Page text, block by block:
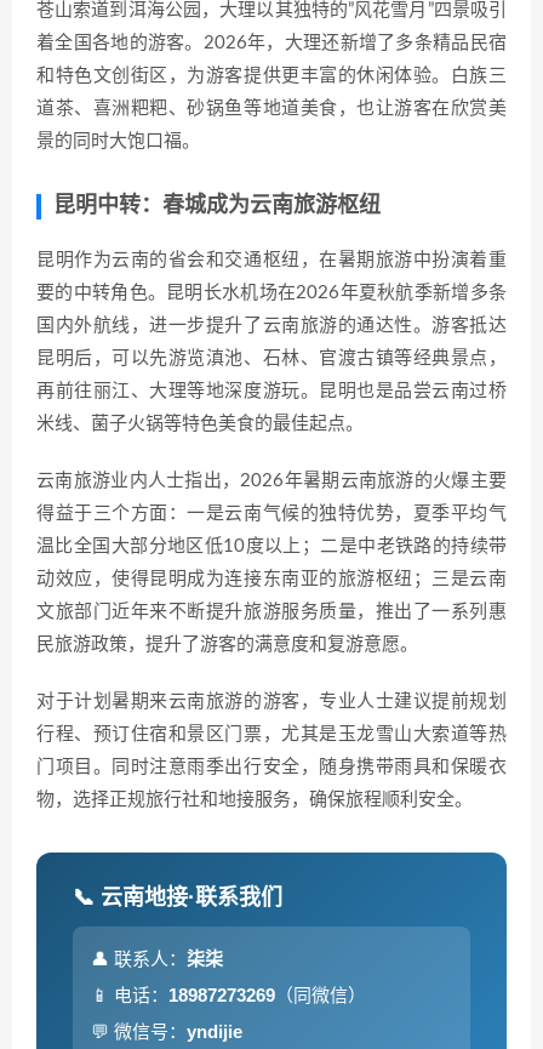
苍山索道到洱海公园，大理以其独特的”风花雪月”四景吸引
着全国各地的游客。2026年，大理还新增了多条精品民宿
和特色文创街区，为游客提供更丰富的休闲体验。白族三
道茶、喜洲粑粑、砂锅鱼等地道美食，也让游客在欣赏美
景的同时大饱口福。
昆明中转：春城成为云南旅游枢纽
昆明作为云南的省会和交通枢纽，在暑期旅游中扮演着重
要的中转角色。昆明长水机场在2026年夏秋航季新增多条
国内外航线，进一步提升了云南旅游的通达性。游客抵达
昆明后，可以先游览滇池、石林、官渡古镇等经典景点，
再前往丽江、大理等地深度游玩。昆明也是品尝云南过桥
米线、菌子火锅等特色美食的最佳起点。
云南旅游业内人士指出，2026年暑期云南旅游的火爆主要
得益于三个方面：一是云南气候的独特优势，夏季平均气
温比全国大部分地区低10度以上；二是中老铁路的持续带
动效应，使得昆明成为连接东南亚的旅游枢纽；三是云南
文旅部门近年来不断提升旅游服务质量，推出了一系列惠
民旅游政策，提升了游客的满意度和复游意愿。
对于计划暑期来云南旅游的游客，专业人士建议提前规划
行程、预订住宿和景区门票，尤其是玉龙雪山大索道等热
门项目。同时注意雨季出行安全，随身携带雨具和保暖衣
物，选择正规旅行社和地接服务，确保旅程顺利安全。
📞 云南地接·联系我们
👤 联系人： 柒柒
📱 电话： 18987273269 （同微信）
💬 微信号： yndijie